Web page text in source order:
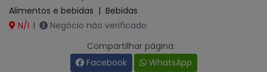
Alimentos e bebidas | Bebidas
N/I |
Negócio não verificado
Compartilhar página:
Facebook
WhatsApp